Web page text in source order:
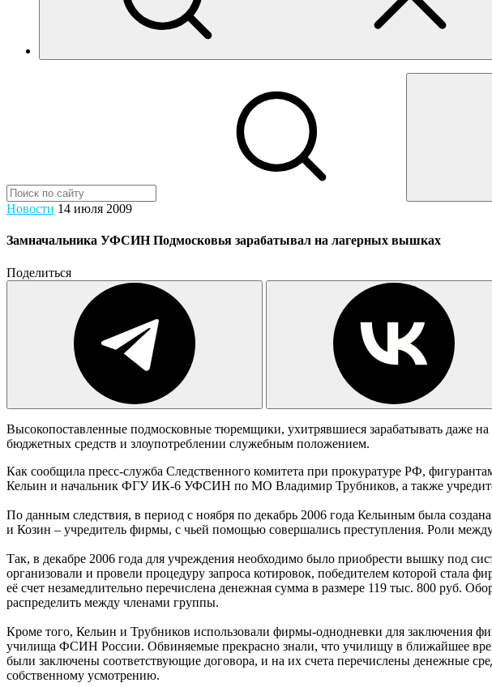
Новости 14 июля 2009
Замначальника УФСИН Подмосковья зарабатывал на лагерных вышках
Поделиться
Высокопоставленные подмосковные тюремщики, ухитрявшиеся зарабатывать даже
бюджетных средств и злоупотреблении служебным положением.
Как сообщила пресс-служба Следственного комитета при прокуратуре РФ,
Кельин и начальник ФГУ ИК-6 УФСИН по МО Владимир Трубников, а также
По данным следствия, в период с ноября по декабрь 2006 года Кельиным была
и Козин – учредитель фирмы, с чьей помощью совершались преступления. Роли
Так, в декабре 2006 года для учреждения необходимо было приобрести вышку под
организовали и провели процедуру запроса котировок, победителем которой стала
её счет незамедлительно перечислена денежная сумма в размере 119 тыс. 800 руб.
распределить между членами группы.
Кроме того, Кельин и Трубников использовали фирмы-однодневки для заключения
училища ФСИН России. Обвиняемые прекрасно знали, что училищу в ближайшее
были заключены соответствующие договора, и на их счета перечислены денежные
собственному усмотрению.